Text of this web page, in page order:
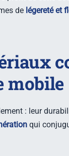
de légereté et
mobile
: leur
qui